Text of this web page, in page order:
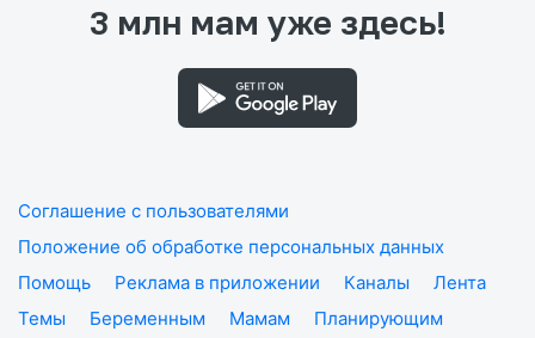
3 млн мам уже здесь!
Соглашение с пользователями
Положение об обработке персональных данных
Помощь
Реклама в приложении Каналы
Лента
Темы
Беременным Мамам
Планирующим